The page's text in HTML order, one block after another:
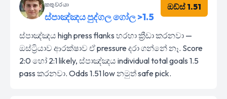
කතුවරයා
ස්පාඤ්ඤය පුද්ගල ගෝල >1.5
ඔඩ්ස් 1.51
ස්පාඤ්ඤය high press flanks හරහා ක්‍රීඩා කරනවා —
ඔස්ට්‍රියාව ආරක්ෂාව ඒ pressure දරා ගන්නේ නෑ. Score
2:0 හෝ 2:1 likely, ස්පාඤ්ඤය individual total goals 1.5
pass කරනවා. Odds 1.51 low නමුත් safe pick.